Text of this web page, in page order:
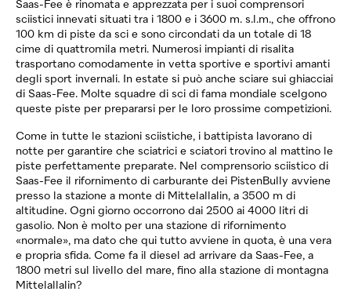
Saas-Fee è rinomata e apprezzata per i suoi comprensori
sciistici innevati situati tra i 1800 e i 3600 m. s.l.m., che offrono
100 km di piste da sci e sono circondati da un totale di 18
cime di quattromila metri. Numerosi impianti di risalita
trasportano comodamente in vetta sportive e sportivi amanti
degli sport invernali. In estate si può anche sciare sui ghiacciai
di Saas-Fee. Molte squadre di sci di fama mondiale scelgono
queste piste per prepararsi per le loro prossime competizioni.
Come in tutte le stazioni sciistiche, i battipista lavorano di
notte per garantire che sciatrici e sciatori trovino al mattino le
piste perfettamente preparate. Nel comprensorio sciistico di
Saas-Fee il rifornimento di carburante dei PistenBully avviene
presso la stazione a monte di Mittelallalin, a 3500 m di
altitudine. Ogni giorno occorrono dai 2500 ai 4000 litri di
gasolio. Non è molto per una stazione di rifornimento
«normale», ma dato che qui tutto avviene in quota, è una vera
e propria sfida. Come fa il diesel ad arrivare da Saas-Fee, a
1800 metri sul livello del mare, fino alla stazione di montagna
Mittelallalin?